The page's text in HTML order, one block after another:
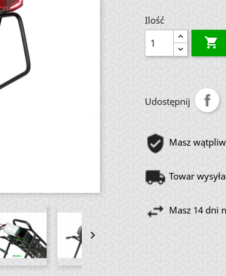

Ilość

Udostępnij
Masz
Towar
Masz 14 dni